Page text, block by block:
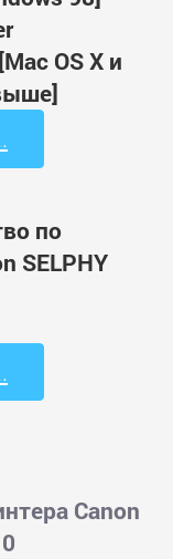
OS X и
по
SELPHY
Canon